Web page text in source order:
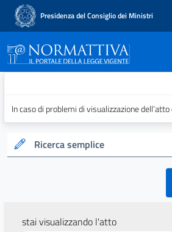
Presidenza del Consiglio dei Ministri
Normattiva - Il
In caso di problemi di visualizzazione dell’atto
Ricerca semplice
stai visualizzando l'atto